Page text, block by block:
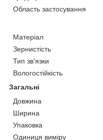
Область застосування
Матеріал
Зернистість
Тип зв'язки
Вологостійкість
Загальні
Довжина
Ширина
Упаковка
Одиниця виміру